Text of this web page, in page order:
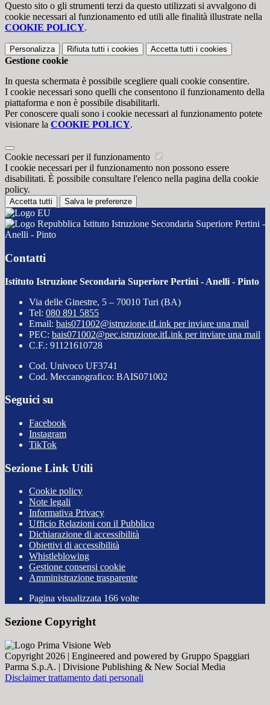
Questo sito o gli strumenti terzi da questo utilizzati si avvalgono di
cookie necessari al funzionamento ed utili alle finalità illustrate nella
COOKIE POLICY.
Personalizza Rifiuta tutti i cookies Accetta tutti i cookies
Gestione cookie
In questa schermata è possibile scegliere quali cookie consentire.
I cookie necessari sono quelli che consentono il funzionamento della
piattaforma e non è possibile disabilitarli.
Per conoscere quali sono i cookie necessari al funzionamento potete
visionare la COOKIE POLICY.
Cookie necessari per il funzionamento
I cookie necessari per il funzionamento non possono essere
disabilitati. È possibile consultare l'elenco nella pagina della cookie
policy.
Accetta tutti Salva le preferenze
Istituto Istruzione Secondaria Superiore Pertini -
Anelli - Pinto
Contatti
Istituto Istruzione Secondaria Superiore Pertini - Anelli - Pinto
Via delle Ginestre, 5 – 70010 Turi (BA)
Tel: 080 891 5855
Email: bais071002@istruzione.itLink per inviare una mail
PEC: bais071002@pec.istruzione.itLink per inviare una mail
C.F.: 91121610728
Cod. Univoco UF3741
Cod. Meccanografico: BAIS071002
Seguici su
Facebook
Instagram
TikTok
Sezione Link Utili
Cookie policy
Note legali
Informativa Privacy
Ufficio Relazioni con il Pubblico
Dichiarazione di accessibilità
Obiettivi di accessibilità
Whistleblowing
Gestione consensi cookie
Amministrazione trasparente
Pagina visualizzata 166 volte
Sezione Copyright
Copyright 2026 | Engineered and powered by Gruppo Spaggiari
Parma S.p.A. | Divisione Publishing & New Social Media
Disclaimer trattamento dati personali